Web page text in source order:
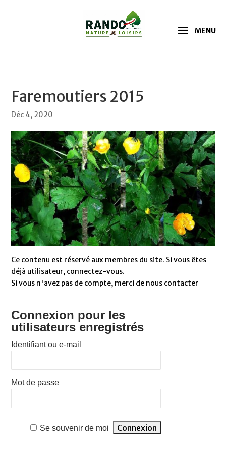
Faremoutiers 2015
Déc 4, 2020
Ce contenu est réservé aux membres du site. Si vous êtes
déjà utilisateur, connectez-vous.
Si vous n'avez pas de compte, merci de nous contacter
Connexion pour les
utilisateurs enregistrés
Identifiant ou e-mail
Mot de passe
Se souvenir de moi